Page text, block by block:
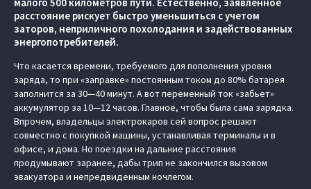
расстояние рискует быстро уменьшиться с учетом
заторов, неприличного похолодания и задействованных
энергопотребителей.
Что касается времени, требуемого для пополнения уровня
заряда, то при «заправке» постоянным током до 80% батарея
заполнится за 30—40 минут. А вот переменный ток «забьет»
аккумулятор за 10—12 часов. Главное, чтобы была сама зарядка.
Впрочем, владельцы электрокаров сей вопрос решают
совместно с покупкой машины, устанавливая терминалы и в
офисе, и дома. Но поездки на дальние расстояния
продумывают заранее, дабы трип не закончился вызовом
эвакуатора и непредвиденным ночлегом.